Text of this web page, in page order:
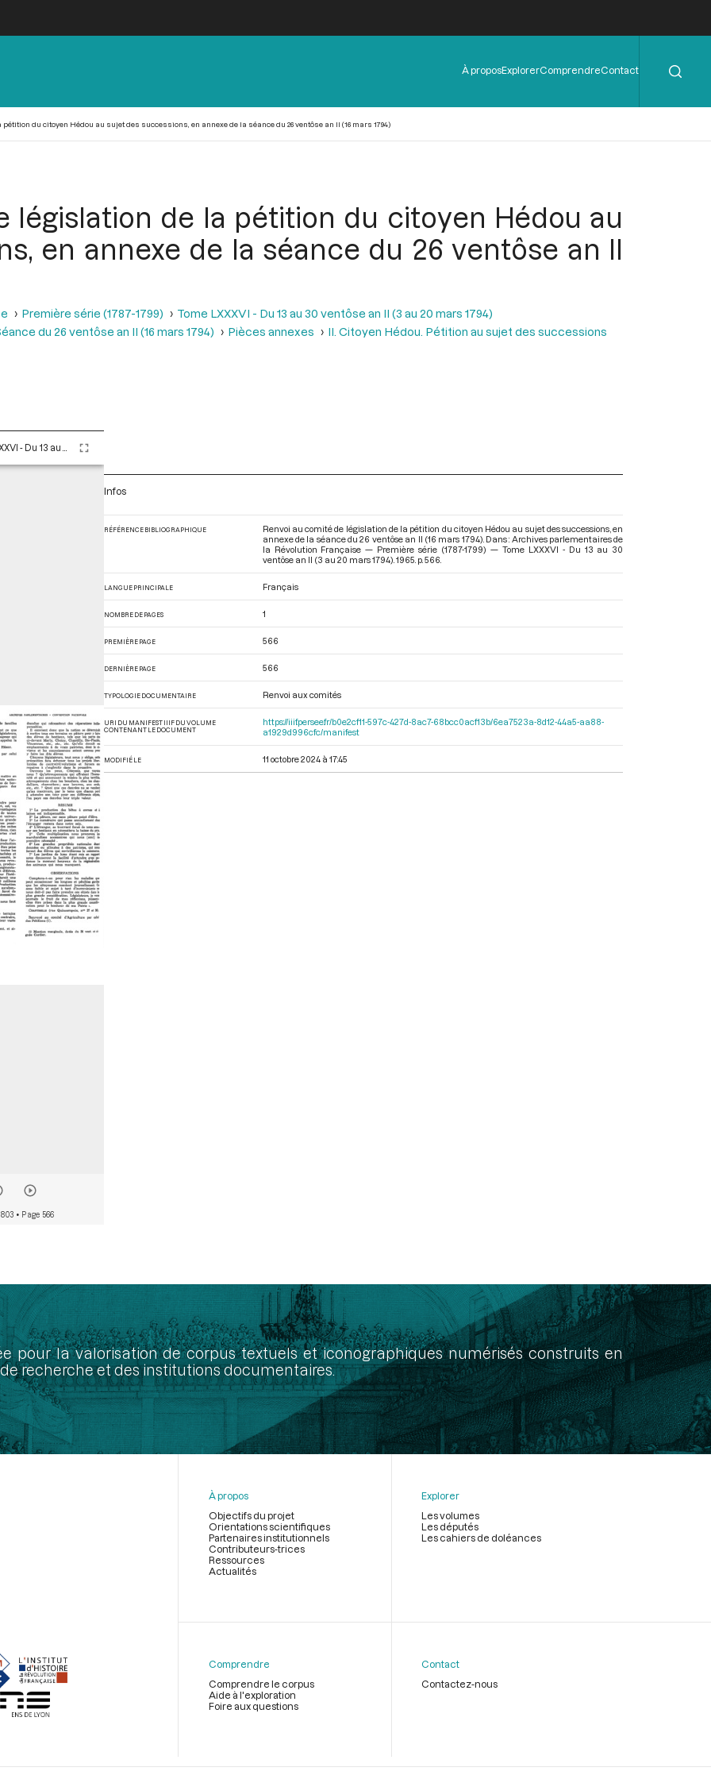
Menu
de
À proposExplorerComprendreContact
du citoyen Hédou au sujet des successions, en annexe de la séance du 26 ventôse an II (16 mars 1794)
législation de la pétition du citoyen Hédou au
en annexe de la séance du 26 ventôse an II
Première série (1787-1799)
Tome LXXXVI - Du 13 au 30 ventôse an II (3 au 20 mars 1794)
du 26 ventôse an II (16 mars 1794) Pièces annexes II. Citoyen Hédou. Pétition au sujet des successions
• Page 566
Infos
RÉFÉRENCE BIBLIOGRAPHIQUE
Renvoi au comité de législation de la pétition du citoyen Hédou au sujet des successions, en
annexe de la séance du 26 ventôse an II (16 mars 1794). Dans : Archives parlementaires de
la Révolution Française — Première série (1787-1799) — Tome LXXXVI - Du 13 au 30
ventôse an II (3 au 20 mars 1794) . 1965. p. 566.
LANGUE PRINCIPALE Français
NOMBRE DE PAGES 1
PREMIÈRE PAGE 566
DERNIÈRE PAGE 566
TYPOLOGIE DOCUMENTAIRE Renvoi aux comités
URI DU MANIFEST IIIF DU VOLUME
CONTENANT LE DOCUMENT
https://iiif.persee.fr/b0e2cf11-597c-427d-8ac7-68bcc0acf13b/6ea7523a-8d12-44a5-aa88-
a1929d996cfc/manifest
MODIFIÉ LE 11 octobre 2024 à 17:45
pour la valorisation de corpus textuels et iconographiques numérisés construits en
recherche et des institutions documentaires.
page
À propos
Objectifs du projet
Orientations scientifiques
Partenaires institutionnels
Contributeurs-trices
Ressources
Actualités
Explorer
Les volumes
Les députés
Les cahiers de doléances
Comprendre
Comprendre le corpus
Aide à l'exploration
Foire aux questions
Contact
Contactez-nous